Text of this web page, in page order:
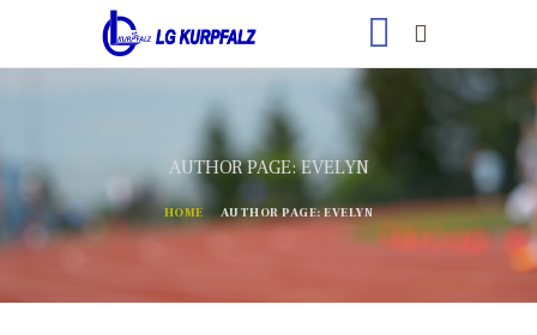
AUTHOR PAGE: EVELYN
HOME AUTHOR PAGE: EVELYN